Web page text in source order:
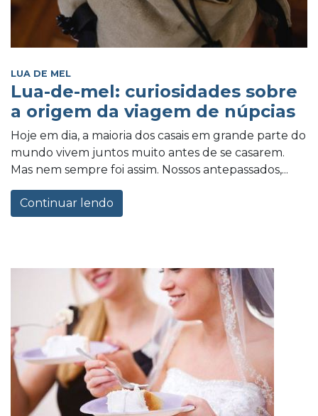
LUA DE MEL
Lua-de-mel: curiosidades sobre
a origem da viagem de núpcias
Hoje em dia, a maioria dos casais em grande parte do
mundo vivem juntos muito antes de se casarem.
Mas nem sempre foi assim. Nossos antepassados,...
Continuar lendo